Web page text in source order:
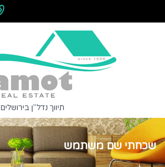
תיווך נדל"ן בירושלים
שכחתי שם משתמש